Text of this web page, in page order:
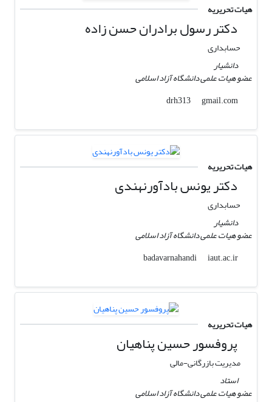
هیات تحریریه
دکتر رسول برادران حسن زاده
حسابداری
دانشیار
عضو هیات علمی دانشگاه آزاد اسلامی
drh313
gmail.com
هیات تحریریه
دکتر یونس بادآورنهندی
حسابداری
دانشیار
عضو هیات علمی دانشگاه آزاد اسلامی
badavarnahandi
iaut.ac.ir
هیات تحریریه
پروفسور حسین پناهیان
مدیریت بازرگانی-مالی
استاد
عضو هیات علمی دانشگاه آزاد اسلامی